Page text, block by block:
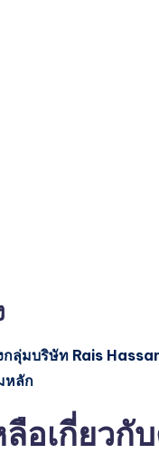
กลุ่มบริษัท Rais
หลัก
เกี่ยวกับ